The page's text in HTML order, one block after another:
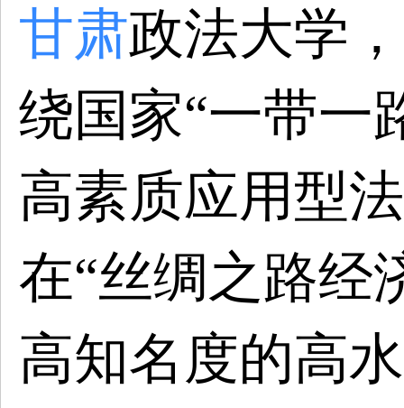
甘肃政法大学
绕国家“一带一
高素质应用型
在“丝绸之路经
高知名度的高